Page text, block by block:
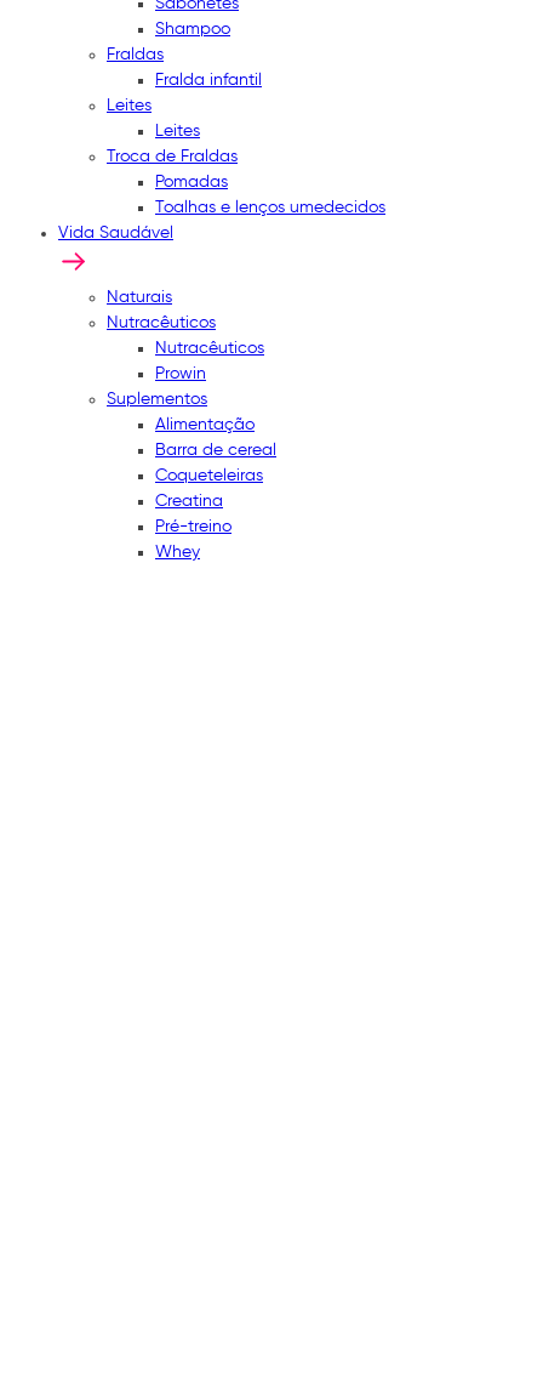
Sabonetes
Shampoo
Fraldas
Fralda infantil
Leites
Leites
Troca de Fraldas
Pomadas
Toalhas e lenços umedecidos
Vida Saudável
Naturais
Nutracêuticos
Nutracêuticos
Prowin
Suplementos
Alimentação
Barra de cereal
Coqueteleiras
Creatina
Pré-treino
Whey